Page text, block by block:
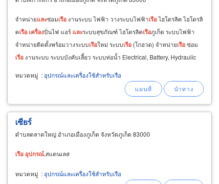
จำหน่ายและซ่อมเรือ งานระบบ ไฟฟ้า วางระบบไฟฟ้าเรือไฮโดรลิค ไฮโดรลิ
คเรือ เครื่องปั่นไฟ แอร์ และระบบสุขภัณฑ์ ไฮโดรลิคเรือภูเก็ต ระบบไฟฟ้า
จำหน่ายติดตั้งพร้อมวางระบบเรือใหม่ ระบบเรือ (โกฮวด) จำหน่ายเรือซ่อม
เรือ งานระบบ ระบบบังคับเลี้ยว ระบบท่อน้ำ Electrical, Battery, Hydraulic
Steering System, Insulation
หมวดหมู่ : อุปกรณ์และเครื่องใช้สำหรับเรือ
เซียร์
ตำบลตลาดใหญ่ อำเภอเมืองภูเก็ต จังหวัดภูเก็ต 83000
เรือ อุปกรณ์,สแตนเลส
หมวดหมู่ : อุปกรณ์และเครื่องใช้สำหรับเรือ